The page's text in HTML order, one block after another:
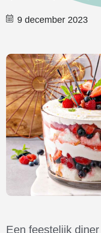
9 december 2023
Een feestelijk